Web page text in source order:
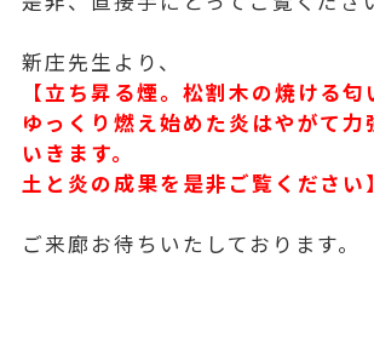
新庄先生より、
【立ち昇る煙。松割木の焼ける匂
ゆっくり燃え始めた炎はやがて力
いきます。
土と炎の成果を是非ご覧ください】
ご来廊お待ちいたしております。